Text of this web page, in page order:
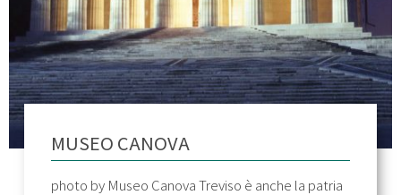
MUSEO CANOVA
photo by Museo Canova Treviso è anche la patria